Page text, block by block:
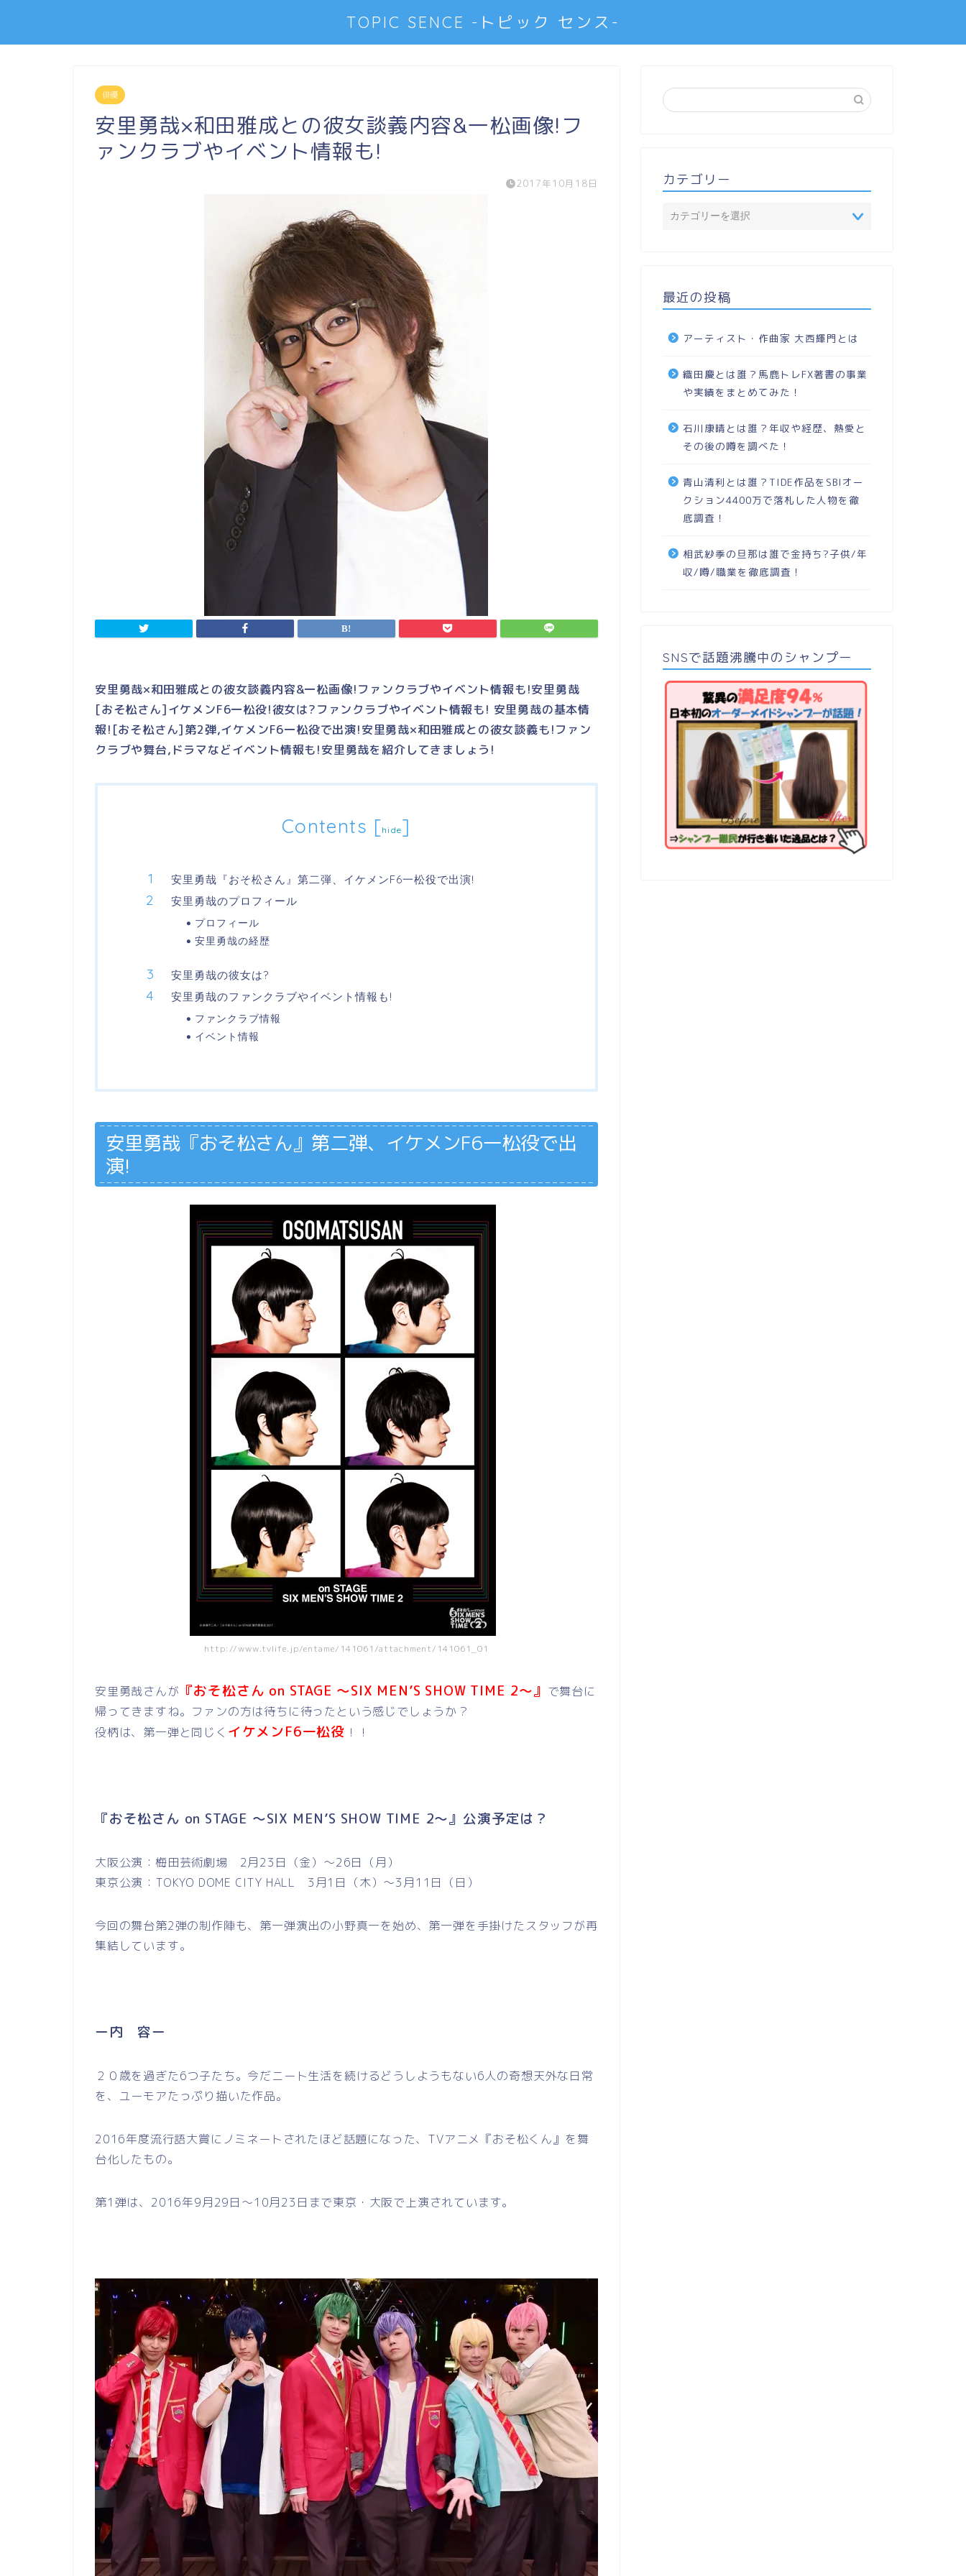
TOPIC SENCE -トピック センス-
俳優
安里勇哉×和田雅成との彼女談義内容&一松画像!フ
ァンクラブやイベント情報も!
2017年10月18日
安里勇哉×和田雅成との彼女談義内容&一松画像!ファンクラブやイベント情報も!安里勇哉
[おそ松さん]イケメンF6一松役!彼女は?ファンクラブやイベント情報も! 安里勇哉の基本情
報![おそ松さん]第2弾,イケメンF6一松役で出演!安里勇哉×和田雅成との彼女談義も!ファン
クラブや舞台,ドラマなどイベント情報も!安里勇哉を紹介してきましょう!
Contents [hide]
安里勇哉『おそ松さん』第二弾、イケメンF6一松役で出演!
安里勇哉のプロフィール
プロフィール
安里勇哉の経歴
安里勇哉の彼女は?
安里勇哉のファンクラブやイベント情報も!
ファンクラブ情報
イベント情報
安里勇哉『おそ松さん』第二弾、イケメンF6一松役で出
演!
http://www.tvlife.jp/entame/141061/attachment/141061_01
安里勇哉さんが 『おそ松さん on STAGE ～SIX MEN’S SHOW TIME 2～』 で舞台に
帰ってきますね。ファンの方は待ちに待ったという感じでしょうか？
役柄は、第一弾と同じく イケメンF6一松役 ！！
『おそ松さん on STAGE ～SIX MEN’S SHOW TIME 2～』公演予定は？
大阪公演：梅田芸術劇場 2月23日（金）～26日（月）
東京公演：TOKYO DOME CITY HALL 3月1日（木）～3月11日（日）
今回の舞台第2弾の制作陣も、第一弾演出の小野真一を始め、第一弾を手掛けたスタッフが再
集結しています。
ー内 容ー
２０歳を過ぎた6つ子たち。今だニート生活を続けるどうしようもない6人の奇想天外な日常
を、ユーモアたっぷり描いた作品。
2016年度流行語大賞にノミネートされたほど話題になった、TVアニメ『おそ松くん』を舞
台化したもの。
第1弾は、2016年9月29日～10月23日まで東京・大阪で上演されています。
カテゴリー
最近の投稿
アーティスト・作曲家 大西輝門とは
織田慶とは誰？馬鹿トレFX著書の事業
や実績をまとめてみた！
石川康晴とは誰？年収や経歴、熱愛と
その後の噂を調べた！
青山清利とは誰？TIDE作品をSBIオー
クション4400万で落札した人物を徹
底調査！
相武紗季の旦那は誰で金持ち?子供/年
収/噂/職業を徹底調査！
SNSで話題沸騰中のシャンプー